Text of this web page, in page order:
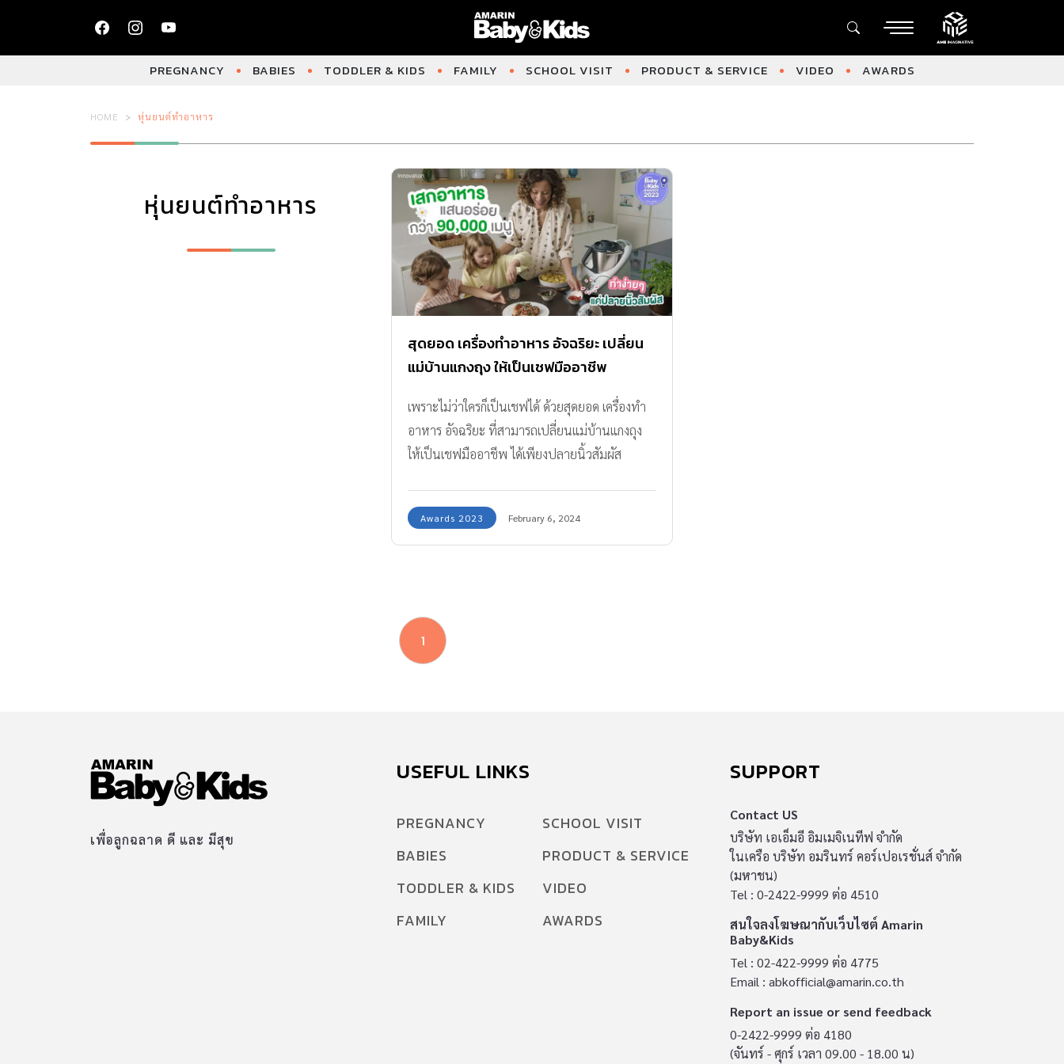
PREGNANCY BABIES TODDLER & KIDS FAMILY SCHOOL VISIT PRODUCT & SERVICE VIDEO AWARDS
HOME หุ่นยนต์ทำอาหาร
หุ่นยนต์ทำอาหาร
สุดยอด เครื่องทำอาหาร อัจฉริยะ เปลี่ยน
แม่บ้านแกงถุง ให้เป็นเชฟมืออาชีพ
เพราะไม่ว่าใครก็เป็นเชฟได้ ด้วยสุดยอด เครื่องทำ
อาหาร อัจฉริยะ ที่สามารถเปลี่ยนแม่บ้านแกงถุง
ให้เป็นเชฟมืออาชีพ ได้เพียงปลายนิ้วสัมผัส
Awards 2023 February 6, 2024
1
เพื่อลูกฉลาด ดี และ มีสุข
USEFUL LINKS
PREGNANCY
BABIES
TODDLER & KIDS
FAMILY
SCHOOL VISIT
PRODUCT & SERVICE
VIDEO
AWARDS
SUPPORT
Contact US
บริษัท เอเอ็มอี อิมเมจิเนทีฟ จำกัด
ในเครือ บริษัท อมรินทร์ คอร์เปอเรชั่นส์ จำกัด
(มหาชน)
Tel : 0-2422-9999 ต่อ 4510
สนใจลงโฆษณากับเว็บไซต์ Amarin
Baby&Kids
Tel : 02-422-9999 ต่อ 4775
Email : abkofficial@amarin.co.th
Report an issue or send feedback
0-2422-9999 ต่อ 4180
(จันทร์ - ศุกร์ เวลา 09.00 - 18.00 น)